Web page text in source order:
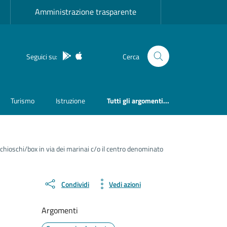
Amministrazione trasparente
Seguici su: App Android
App IOS Cerca
Turismo Istruzione Tutti gli argomenti...
box in via dei marinai c/o il centro denominato
Condividi Vedi azioni
Argomenti